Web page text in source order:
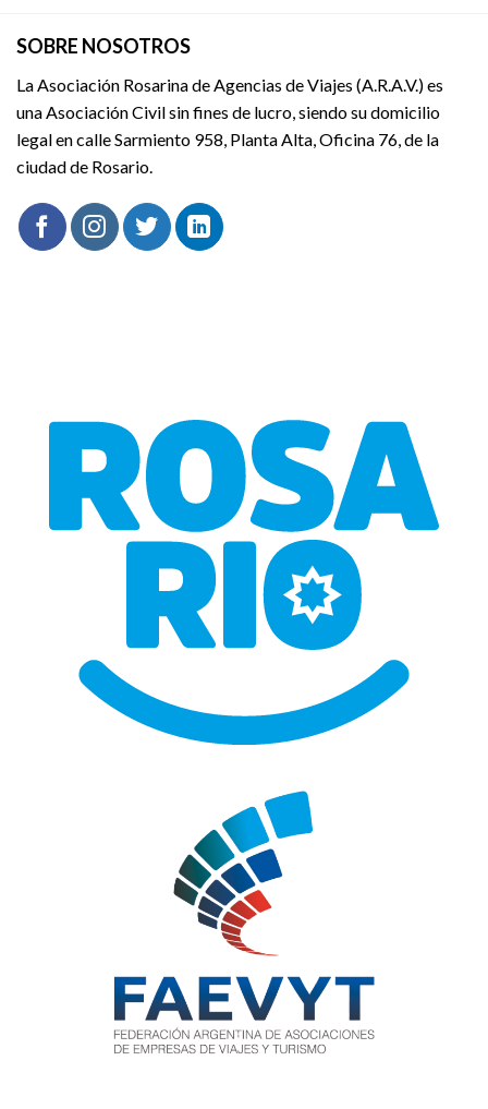
SOBRE NOSOTROS
La Asociación Rosarina de Agencias de Viajes (A.R.A.V.) es
una Asociación Civil sin fines de lucro, siendo su domicilio
legal en calle Sarmiento 958, Planta Alta, Oficina 76, de la
ciudad de Rosario.